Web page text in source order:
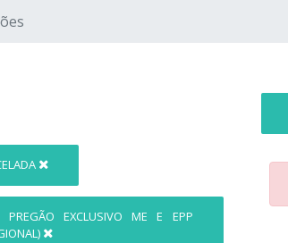
PREGÃO EXCLUSIVO ME E EPP